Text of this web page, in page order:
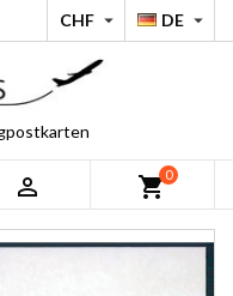
DE 
CHF 
 shopping_cart0